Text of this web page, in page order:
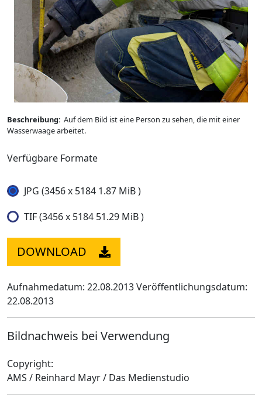
Beschreibung: Auf dem Bild ist eine Person zu sehen, die mit einer
Wasserwaage arbeitet.
Verfügbare Formate
JPG (3456 x 5184 1.87 MiB )
TIF (3456 x 5184 51.29 MiB )
DOWNLOAD
Aufnahmedatum: 22.08.2013Veröffentlichungsdatum:
22.08.2013
Bildnachweis bei Verwendung
Copyright:
AMS / Reinhard Mayr / Das Medienstudio